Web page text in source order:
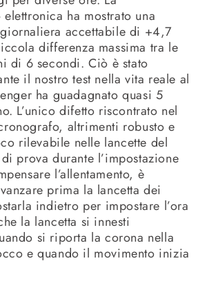
ha mostrato una
accettabile di +4,7
differenza massima tra le
di 6 secondi. Ciò è stato
il nostro test nella vita reale al
ha guadagnato quasi 5
L’unico difetto riscontrato nel
altrimenti robusto e
rilevabile nelle lancette del
prova durante l’impostazione
l’allentamento, è
prima la lancetta dei
indietro per impostare l’ora
la lancetta si innesti
si riporta la corona nella
e quando il movimento inizia